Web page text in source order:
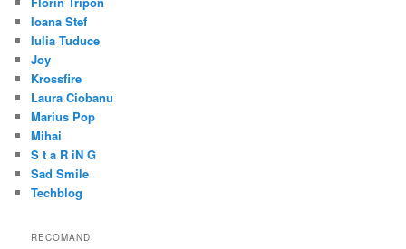
Ioana Stef
Iulia Tuduce
Joy
Krossfire
Laura Ciobanu
Marius Pop
Mihai
S t a R iN G
Sad Smile
Techblog
RECOMAND